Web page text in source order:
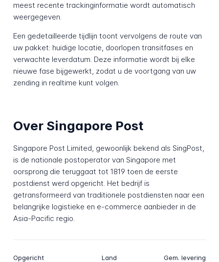
meest recente trackinginformatie wordt automatisch
weergegeven.
Een gedetailleerde tijdlijn toont vervolgens de route van
uw pakket: huidige locatie, doorlopen transitfases en
verwachte leverdatum. Deze informatie wordt bij elke
nieuwe fase bijgewerkt, zodat u de voortgang van uw
zending in realtime kunt volgen.
Over Singapore Post
Singapore Post Limited, gewoonlijk bekend als SingPost,
is de nationale postoperator van Singapore met
oorsprong die teruggaat tot 1819 toen de eerste
postdienst werd opgericht. Het bedrijf is
getransformeerd van traditionele postdiensten naar een
belangrijke logistieke en e-commerce aanbieder in de
Asia-Pacific regio.
Opgericht Land Gem. levering